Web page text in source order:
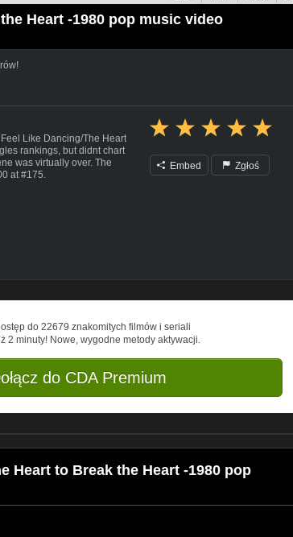
Heart -1980 pop music video
Like Dancing/The Heart
rankings, but didnt chart
was virtually over. The
at #175.
Embed Zgłoś
do 22679 znakomitych filmów i seriali
2 minuty! Nowe, wygodne metody aktywacji.
do CDA Premium
Heart to Break the Heart -1980 pop